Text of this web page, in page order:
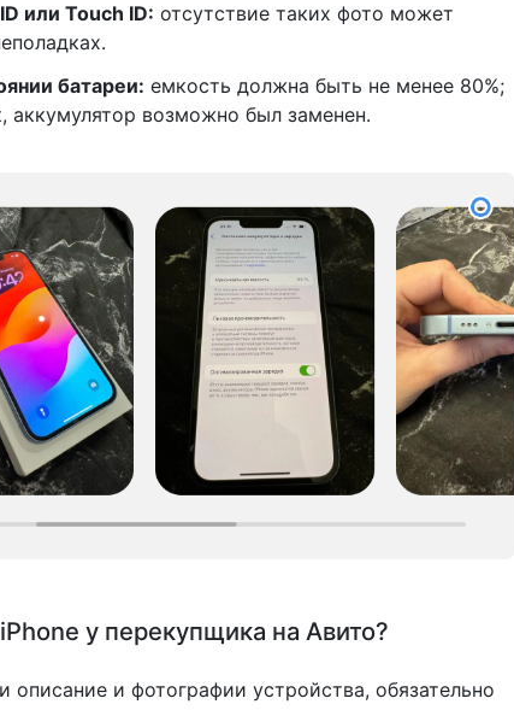
или Touch ID: отсутствие таких фото может
батареи: емкость должна быть не менее 80%;
аккумулятор возможно был заменен.
у перекупщика на Авито?
описание и фотографии устройства, обязательно